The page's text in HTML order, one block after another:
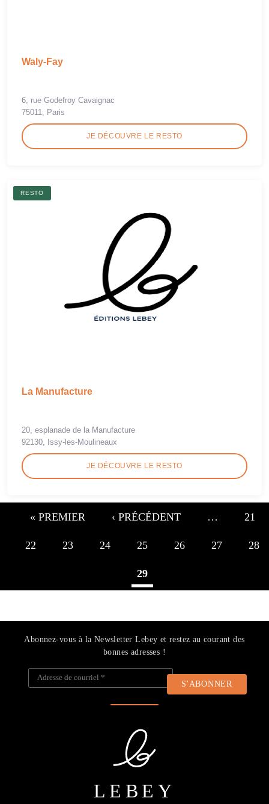
Waly-Fay
6, rue Godefroy Cavaignac
75011, Paris
JE DÉCOUVRE LE RESTO
RESTO
La Manufacture
20, esplanade de la Manufacture
92130, Issy-les-Moulineaux
JE DÉCOUVRE LE RESTO
« PREMIER ‹ PRÉCÉDENT … 21
22 23 24 25 26 27 28
29
Abonnez-vous à la Newsletter Lebey et restez au courant des
bonnes adresses !
Adresse de courriel
LEBEY